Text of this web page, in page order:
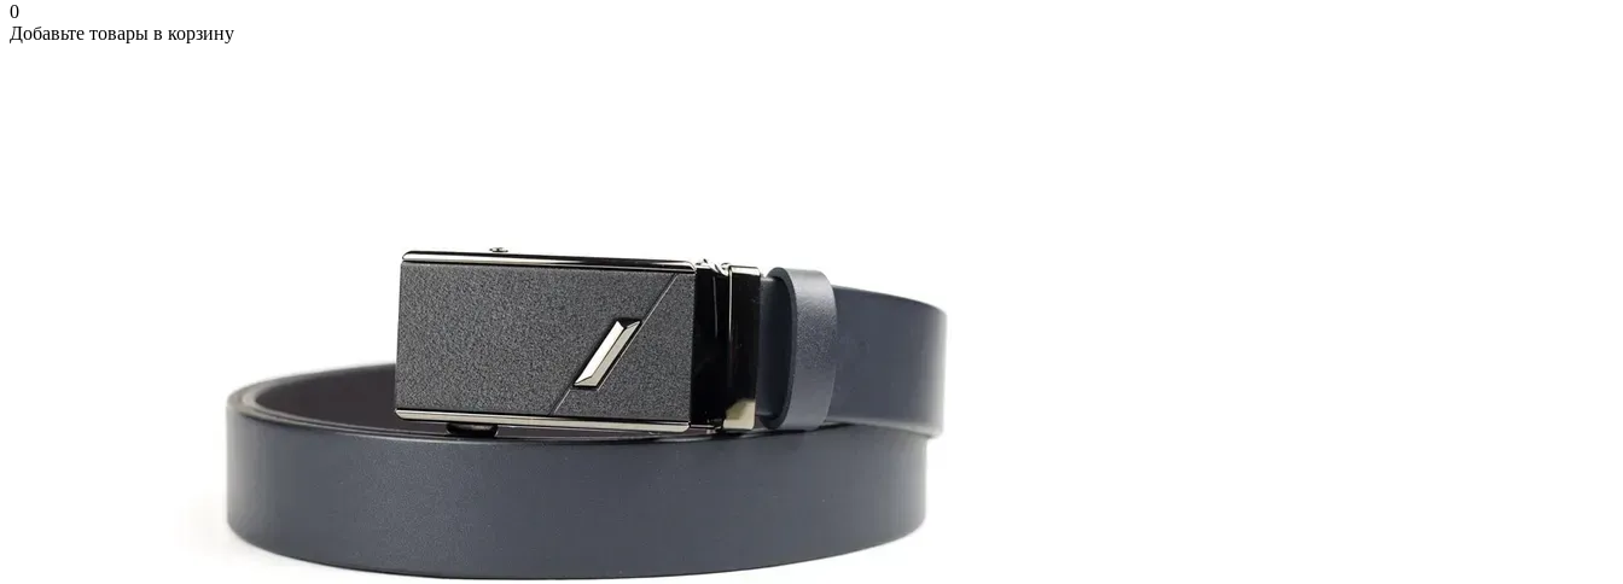
0
Добавьте товары в корзину